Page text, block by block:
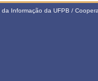
Informação da UFPB /